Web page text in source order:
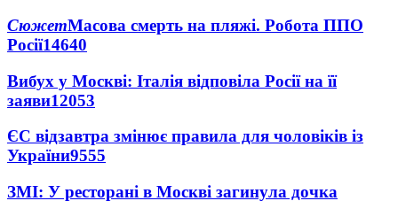
СюжетМасова смерть на пляжі. Робота ППО
Росії14640
Вибух у Москві: Італія відповіла Росії на її
заяви12053
ЄС відзавтра змінює правила для чоловіків із
України9555
ЗМІ: У ресторані в Москві загинула дочка